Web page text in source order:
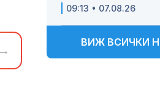
09:13 • 07.08.26
ВИЖ ВСИЧКИ